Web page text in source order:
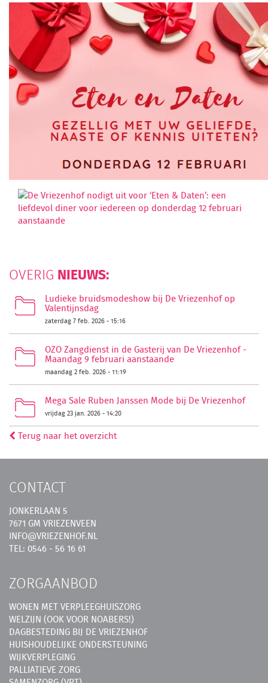
OVERIG NIEUWS:
Ludieke bruidsmodeshow bij De Vriezenhof op
Valentijnsdag
zaterdag 7 feb. 2026 - 15:16
OZO Zangdienst in de Gasterij van De Vriezenhof -
Maandag 9 februari aanstaande
maandag 2 feb. 2026 - 11:19
Mega Sale Ruben Janssen Mode bij De Vriezenhof
vrijdag 23 jan. 2026 - 14:20
Terug naar het overzicht
CONTACT
JONKERLAAN 5
7671 GM VRIEZENVEEN
INFO@VRIEZENHOF.NL
TEL: 0546 - 56 16 61
ZORGAANBOD
WONEN MET VERPLEEGHUISZORG
WELZIJN (OOK VOOR NOABERS!)
DAGBESTEDING BIJ DE VRIEZENHOF
HUISHOUDELIJKE ONDERSTEUNING
WIJKVERPLEGING
PALLIATIEVE ZORG